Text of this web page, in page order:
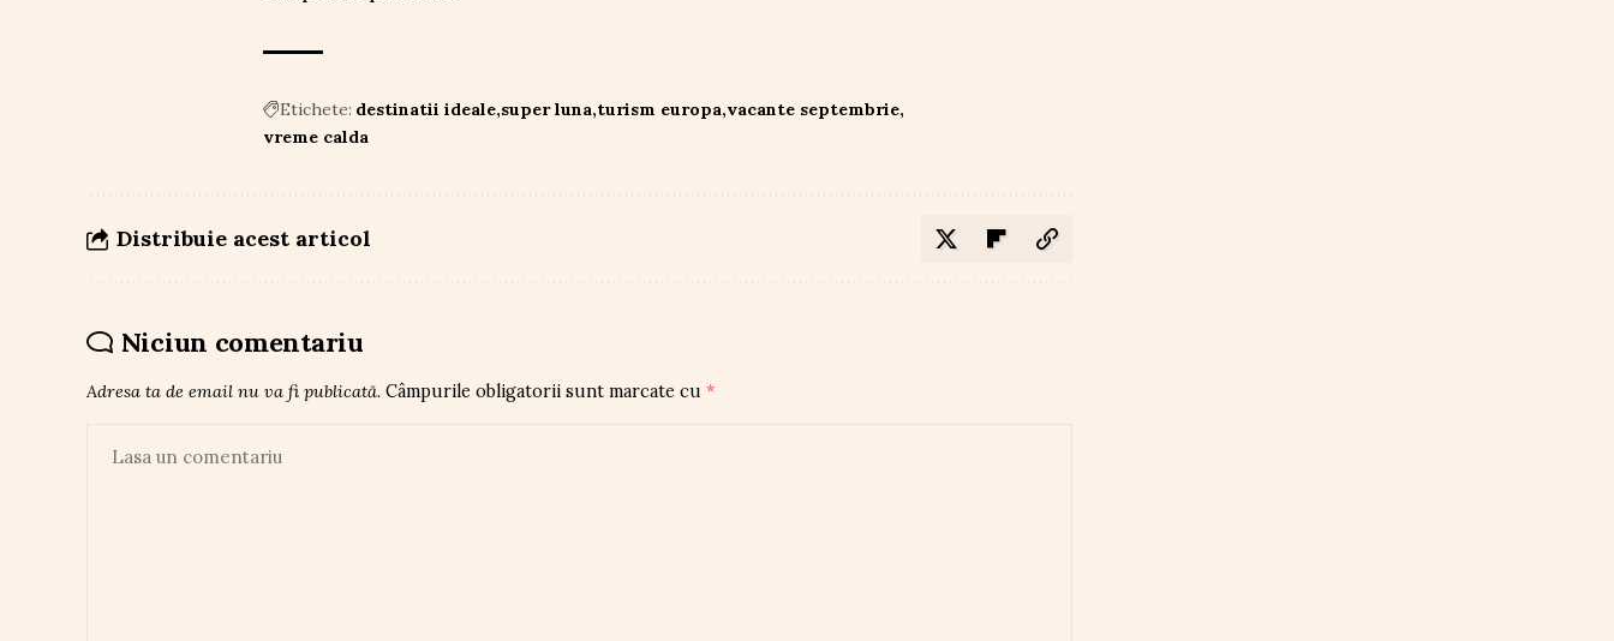
Etichete: destinatii ideale super luna turism europa vacante septembrie
vreme calda
Distribuie acest articol
Niciun comentariu
Adresa ta de email nu va fi publicată. Câmpurile obligatorii sunt marcate cu *